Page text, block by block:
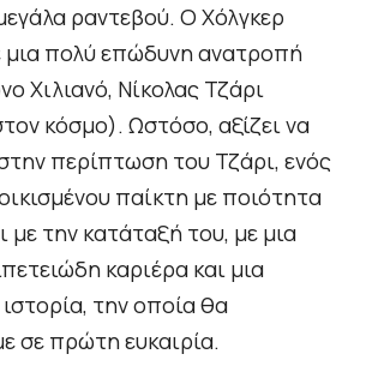
ραντεβού. Ο Χόλγκερ
μια πολύ επώδυνη ανατροπή
Χιλιανό, Νίκολας Τζάρι
κόσμο). Ωστόσο, αξίζει να
περίπτωση του Τζάρι, ενός
παίκτη με ποιότητα
με την κατάταξή του, με μια
καριέρα και μια
την οποία θα
σε πρώτη ευκαιρία.